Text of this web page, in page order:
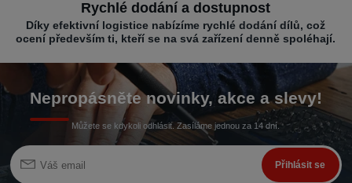
Rychlé dodání a dostupnost
Díky efektivní logistice nabízíme rychlé dodání dílů, což
ocení především ti, kteří se na svá zařízení denně spoléhají.
Nepropásněte novinky, akce a slevy!
Můžete se kdykoli odhlásit. Zasíláme jednou za 14 dní.
Přihlásit se